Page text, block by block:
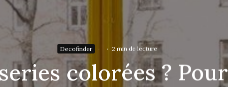
Decofinder · · 2 min de lecture
colorées ?